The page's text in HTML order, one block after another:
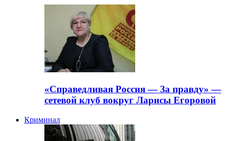
«Справедливая Россия — За правду» —
сетевой клуб вокруг Ларисы Егоровой
Криминал